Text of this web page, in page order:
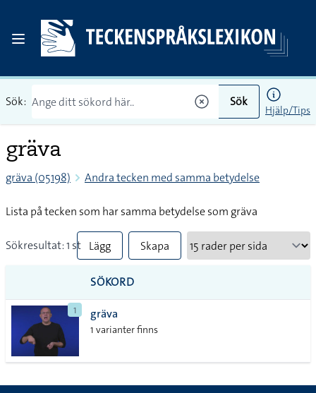
Sök: Sök
Hjälp/Tips
gräva
gräva (05198) Andra tecken med samma betydelse
Lista på tecken som har samma betydelse som gräva
Sökresultat: 1 st Lägg
till
alla i
lista
Skapa
SÖKORD
1 gräva
1 varianter finns